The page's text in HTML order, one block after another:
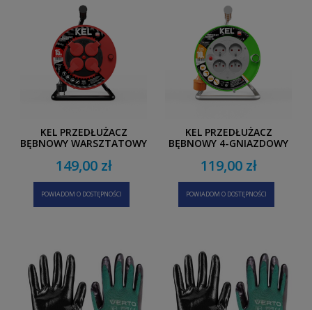
KEL PRZEDŁUŻACZ
BĘBNOWY WARSZTATOWY
PROFESSIONAL LINE 15M
149,00 zł
POWIADOM O DOSTĘPNOŚCI
KEL PRZEDŁUŻACZ
BĘBNOWY 4-GNIAZDOWY
119,00 zł
POWIADOM O DOSTĘPNOŚCI